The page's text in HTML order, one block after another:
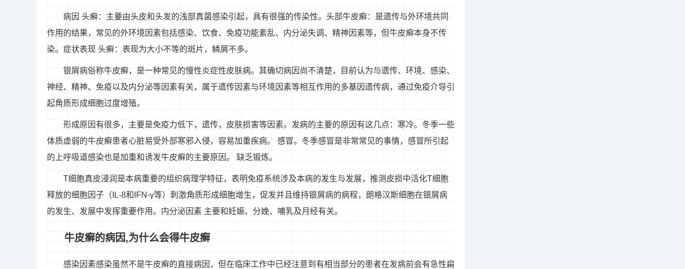
病因 头癣：主要由头皮和头发的浅部真菌感染引起，具有很强的传染性。头部牛皮癣：是遗传与外环境共同
作用的结果，常见的外环境因素包括感染、饮食、免疫功能紊乱、内分泌失调、精神因素等，但牛皮癣本身不传
染。症状表现 头癣：表现为大小不等的斑片，鳞屑不多。
银屑病俗称牛皮癣，是一种常见的慢性炎症性皮肤病。其确切病因尚不清楚，目前认为与遗传、环境、感染、
神经、精神、免疫以及内分泌等因素有关，属于遗传因素与环境因素等相互作用的多基因遗传病，通过免疫介导引
起角质形成细胞过度增殖。
形成原因有很多，主要是免疫力低下，遗传，皮肤损害等因素。发病的主要的原因有这几点：寒冷。冬季一些
体质虚弱的牛皮癣患者心脏易受外部寒邪入侵，容易加重疾病。 感冒。冬季感冒是非常常见的事情，感冒所引起
的上呼吸道感染也是加重和诱发牛皮癣的主要原因。 缺乏锻炼。
T细胞真皮浸润是本病重要的组织病理学特征，表明免疫系统涉及本病的发生与发展，推测皮损中活化T细胞
释放的细胞因子（IL-8和IFN-γ等）刺激角质形成细胞增生，促发并且维持银屑病的病程，朗格汉斯细胞在银屑病
的发生、发展中发挥重要作用。内分泌因素 主要和妊娠、分娩、哺乳及月经有关。
牛皮癣的病因,为什么会得牛皮癣
感染因素感染虽然不是牛皮癣的直接病因，但在临床工作中已经注意到有相当部分的患者在发病前会有急性扁